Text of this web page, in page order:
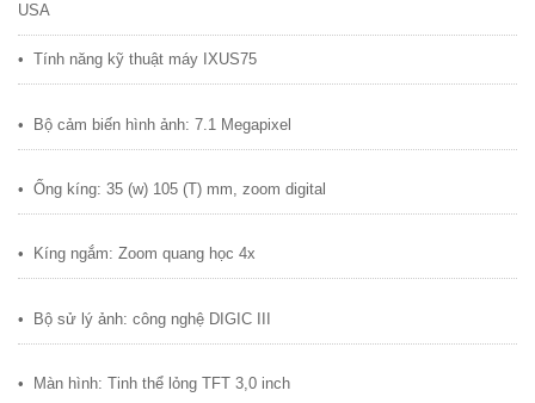
USA
• Tính năng kỹ thuật máy IXUS75
• Bộ cảm biến hình ảnh: 7.1 Megapixel
• Ống kíng: 35 (w) 105 (T) mm, zoom digital
• Kíng ngắm: Zoom quang học 4x
• Bộ sử lý ảnh: công nghệ DIGIC III
• Màn hình: Tinh thể ỏng TFT 3,0 inch